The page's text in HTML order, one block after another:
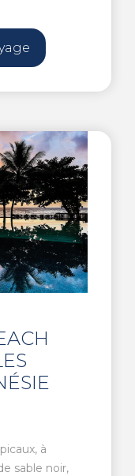
à
sable noir,